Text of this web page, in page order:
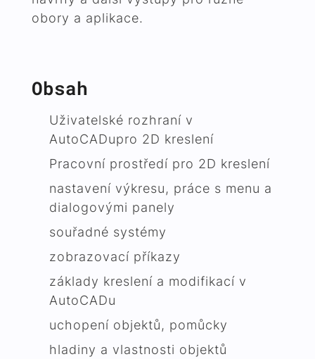
obory a aplikace.
Obsah
Uživatelské rozhraní v
AutoCADupro 2D kreslení
Pracovní prostředí pro 2D kreslení
nastavení výkresu, práce s menu a
dialogovými panely
souřadné systémy
zobrazovací příkazy
základy kreslení a modifikací v
AutoCADu
uchopení objektů, pomůcky
hladiny a vlastnosti objektů